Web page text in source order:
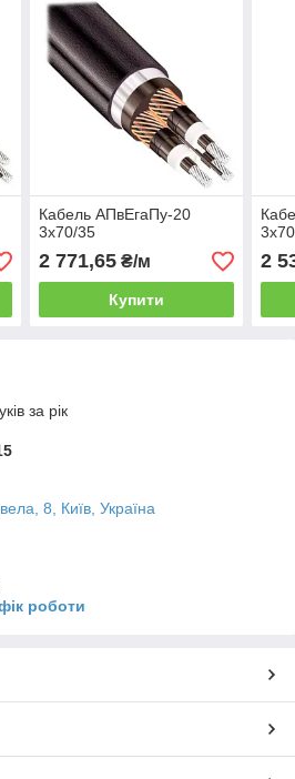
Кабель АПвЕгаПу‑20
3х70/35
2 771,65₴/м
Купити
2
за рік
8, Київ, Україна
роботи